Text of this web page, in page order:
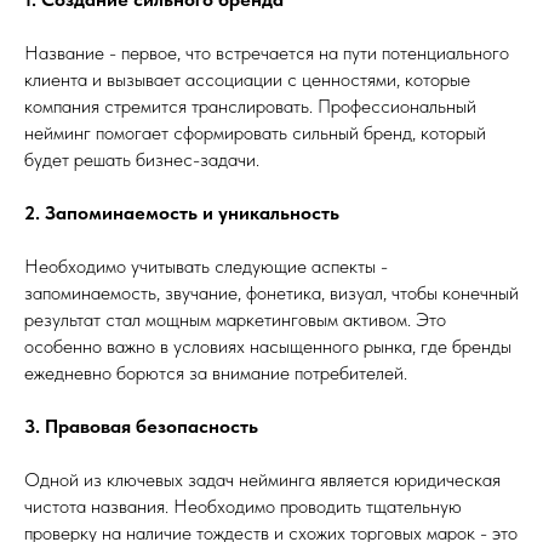
Название - первое, что встречается на пути потенциального
клиента и вызывает ассоциации с ценностями, которые
компания стремится транслировать. Профессиональный
нейминг помогает сформировать сильный бренд, который
будет решать бизнес-задачи.
2. Запоминаемость и уникальность
Необходимо учитывать следующие аспекты -
запоминаемость, звучание, фонетика, визуал, чтобы конечный
результат стал мощным маркетинговым активом. Это
особенно важно в условиях насыщенного рынка, где бренды
ежедневно борются за внимание потребителей.
3. Правовая безопасность
Одной из ключевых задач нейминга является юридическая
чистота названия. Необходимо проводить тщательную
проверку на наличие тождеств и схожих торговых марок - это